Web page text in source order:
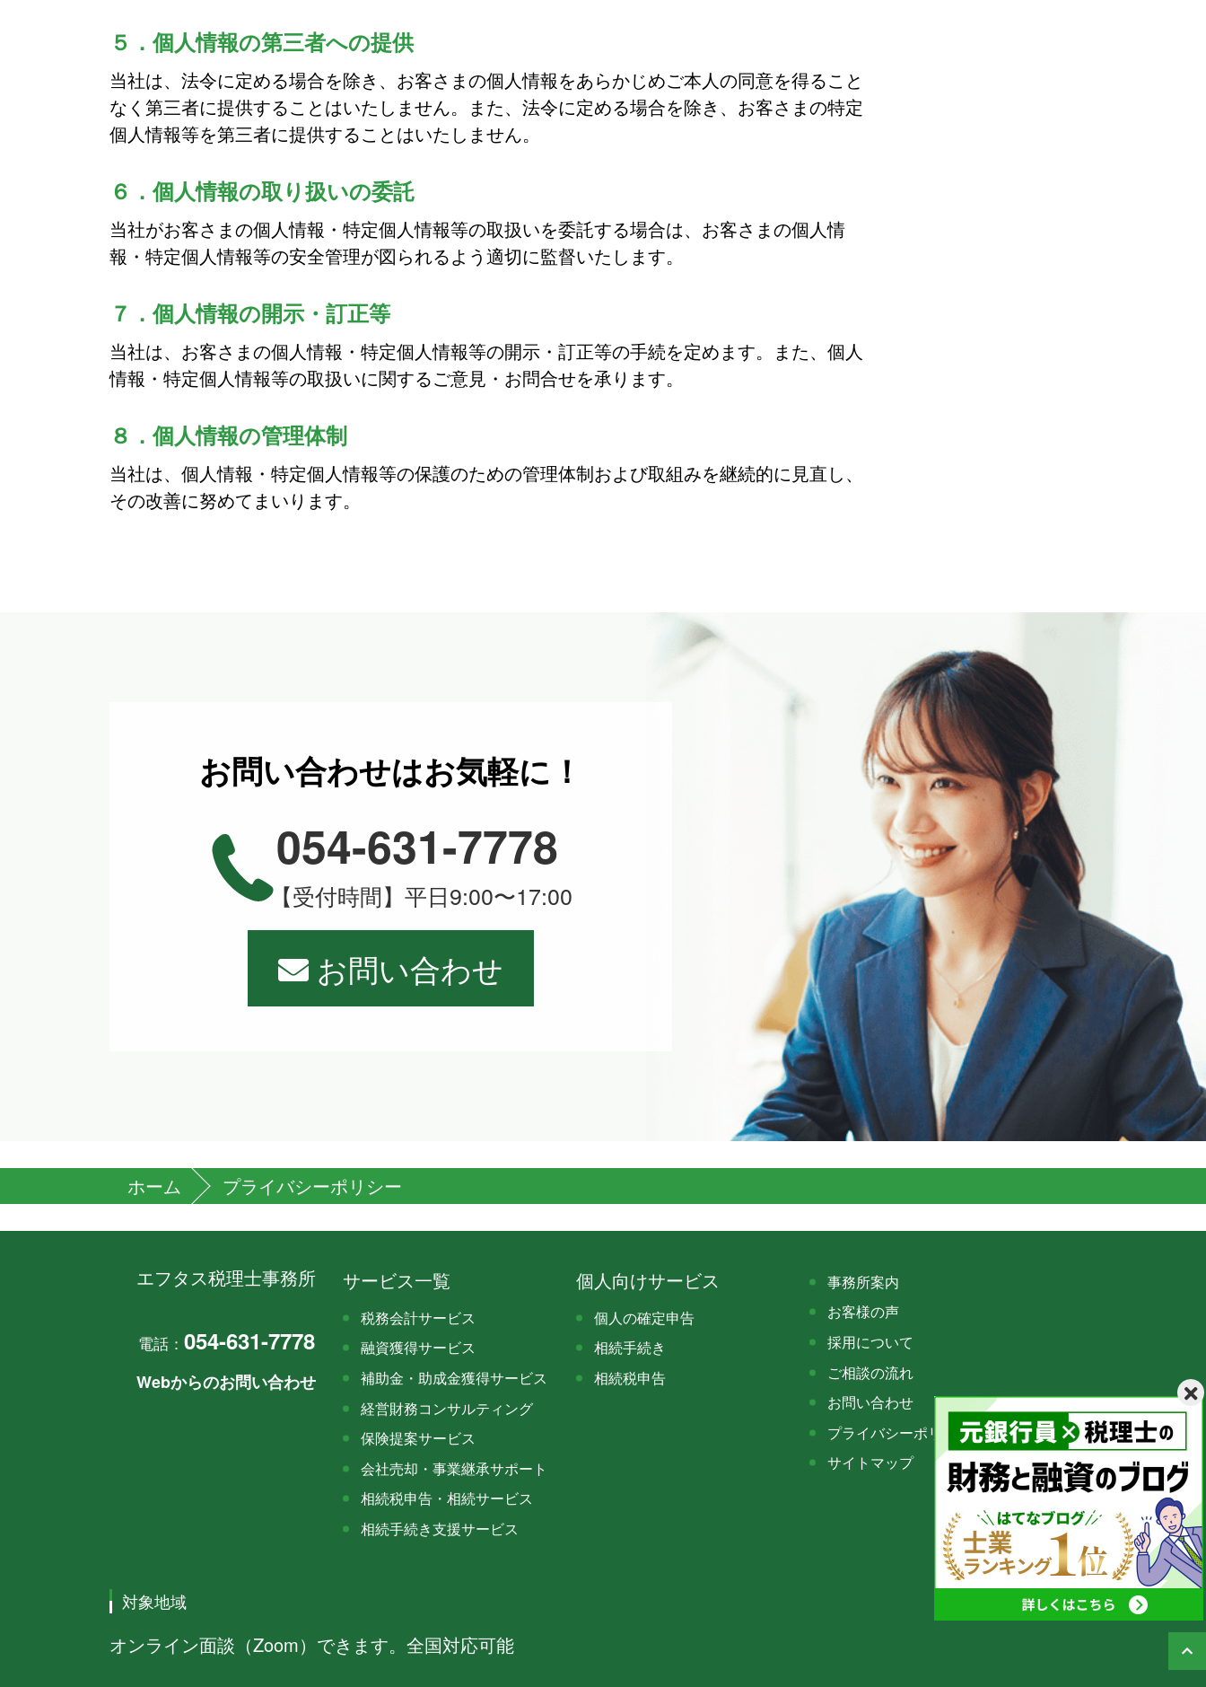
５．個人情報の第三者への提供
当社は、法令に定める場合を除き、お客さまの個人情報をあらかじめご本人の同意を得ること
なく第三者に提供することはいたしません。また、法令に定める場合を除き、お客さまの特定
個人情報等を第三者に提供することはいたしません。
６．個人情報の取り扱いの委託
当社がお客さまの個人情報・特定個人情報等の取扱いを委託する場合は、お客さまの個人情
報・特定個人情報等の安全管理が図られるよう適切に監督いたします。
７．個人情報の開示・訂正等
当社は、お客さまの個人情報・特定個人情報等の開示・訂正等の手続を定めます。また、個人
情報・特定個人情報等の取扱いに関するご意見・お問合せを承ります。
８．個人情報の管理体制
当社は、個人情報・特定個人情報等の保護のための管理体制および取組みを継続的に見直し、
その改善に努めてまいります。
お問い合わせはお気軽に！
054-631-7778
【受付時間】平日9:00〜17:00
お問い合わせ
ホーム プライバシーポリシー
エフタス税理士事務所
電話： 054-631-7778
Webからのお問い合わせ
サービス一覧
税務会計サービス
融資獲得サービス
補助金・助成金獲得サービス
経営財務コンサルティング
保険提案サービス
会社売却・事業継承サポート
相続税申告・相続サービス
相続手続き支援サービス
個人向けサービス
個人の確定申告
相続手続き
相続税申告
事務所案内
お客様の声
採用について
ご相談の流れ
お問い合わせ
プライバシーポリシー
サイトマップ
対象地域
オンライン面談（Zoom）できます。全国対応可能